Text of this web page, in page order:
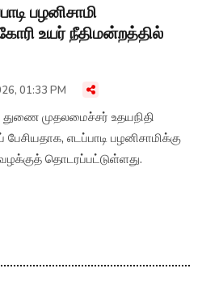
பழனிசாமி
உயர் நீதிமன்றத்தில்
01:33 PM
முதலமைச்சர் உதயநிதி
எடப்பாடி பழனிசாமிக்கு
தொடரப்பட்டுள்ளது.